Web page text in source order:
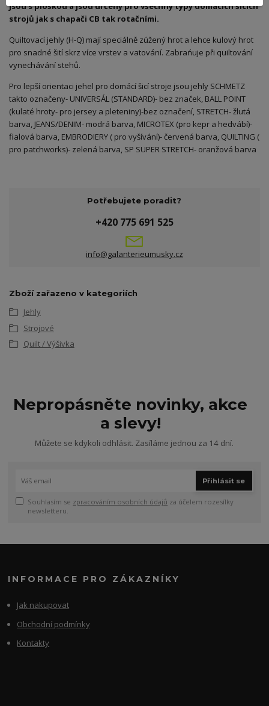
jsou s ploškou a jsou určeny pro všechny typy domácích šicích
strojů jak s chapači CB tak rotačními.
Quiltovací jehly (H-Q) mají speciálně zúžený hrot a lehce kulový hrot
pro snadné šití skrz více vrstev a vatování. Zabrańuje při quiltování
vynechávání stehů.
Pro lepší orientaci jehel pro domácí šicí stroje jsou jehly SCHMETZ
takto označeny- UNIVERSÁL (STANDARD)- bez značek, BALL POINT
(kulaté hroty- pro jersey a pleteniny)-bez označení, STRETCH- žlutá
barva, JEANS/DENIM- modrá barva, MICROTEX (pro kepr a hedvábí)-
fialová barva, EMBRODIERY ( pro vyšívání)- červená barva, QUILTING (
pro patchworks)- zelená barva, SP SUPER STRETCH- oranžová barva
Potřebujete poradit?
+420 775 691 525
info@galanterieumusky.cz
Zboží zařazeno v kategoriích
Jehly
Strojové
Quilt / Výšivka
Nepropásněte novinky, akce
a slevy!
Můžete se kdykoli odhlásit. Zasíláme jednou za 14 dní.
Přihlásit se
Souhlasím se zpracováním osobních údajů za účelem rozesílky
newsletteru.
INFORMACE PRO ZÁKAZNÍKY
Jak nakupovat
Obchodní podmínky
Kontakty